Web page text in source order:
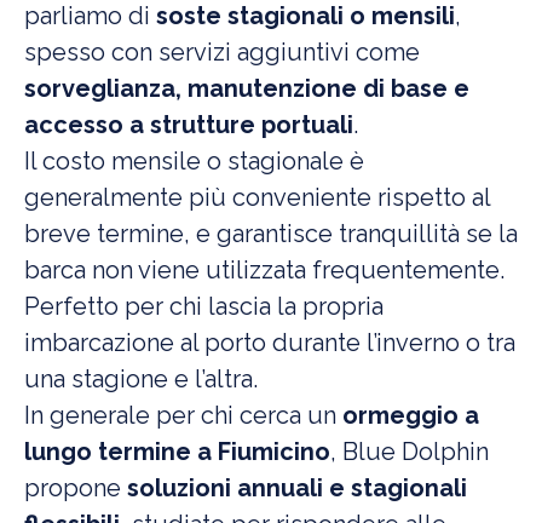
parliamo di soste stagionali o mensili,
spesso con servizi aggiuntivi come
sorveglianza, manutenzione di base e
accesso a strutture portuali.
Il costo mensile o stagionale è
generalmente più conveniente rispetto al
breve termine, e garantisce tranquillità se la
barca non viene utilizzata frequentemente.
Perfetto per chi lascia la propria
imbarcazione al porto durante l’inverno o tra
una stagione e l’altra.
In generale per chi cerca un ormeggio a
lungo termine a Fiumicino, Blue Dolphin
propone soluzioni annuali e stagionali